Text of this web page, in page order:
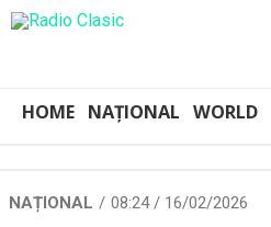
HOME NAȚIONAL WORLD
NAȚIONAL 08:24 / 16/02/2026